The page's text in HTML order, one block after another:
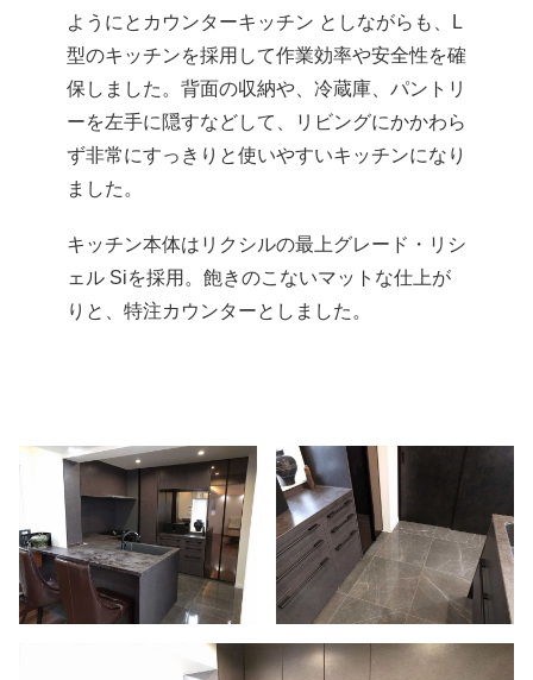
ようにとカウンターキッチン としながらも、L
型のキッチンを採用して作業効率や安全性を確
保しました。背面の収納や、冷蔵庫、パントリ
ーを左手に隠すなどして、リビングにかかわら
ず非常にすっきりと使いやすいキッチンになり
ました。
キッチン本体はリクシルの最上グレード・リシ
ェル Siを採用。飽きのこないマットな仕上が
りと、特注カウンターとしました。